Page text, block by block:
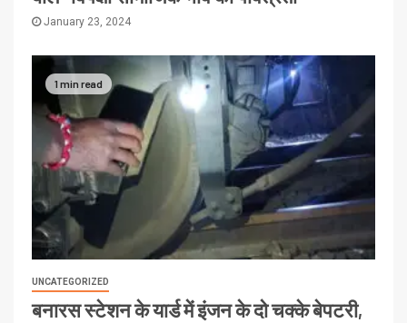
January 23, 2024
1 min read
UNCATEGORIZED
बनारस स्टेशन के यार्ड में इंजन के दो चक्के बेपटरी,